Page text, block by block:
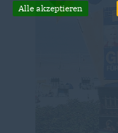
Alle akzeptieren